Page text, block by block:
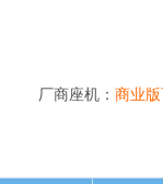
厂商座机： 商业